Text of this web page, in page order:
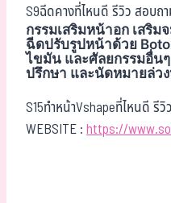
S9ฉีดคางที่ไหนดี รีวิว สอบถา
กรรมเสริมหน้าอก เสริ
ฉีดปรับรูปหน้าด้วย
ไขมัน และศัลยกรรมอื่น
ปรึกษา และนัดหมายล่ว
S15ทำหน้าVshapeที่ไหนดี รี
WEBSITE :https://